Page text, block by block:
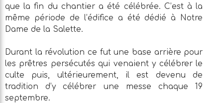
que la fin du chantier a été célébrée. C’est à la
même période de l’édifice a été dédié à Notre
Dame de la Salette.
Durant la révolution ce fut une base arrière pour
les prêtres persécutés qui venaient y célébrer le
culte puis, ultérieurement, il est devenu de
tradition d’y célébrer une messe chaque 19
septembre.